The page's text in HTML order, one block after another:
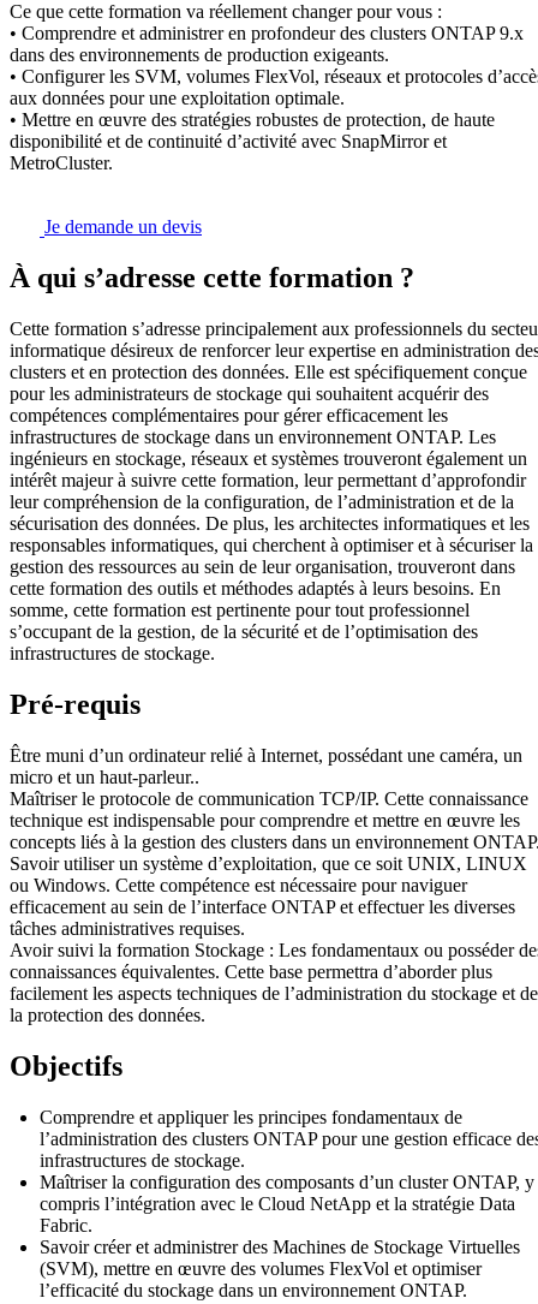
Ce que cette formation va réellement changer pour vous :
• Comprendre et administrer en profondeur des clusters ONTAP 9.x
dans des environnements de production exigeants.
• Configurer les SVM, volumes FlexVol, réseaux et protocoles
aux données pour une exploitation optimale.
• Mettre en œuvre des stratégies robustes de protection, de haute
disponibilité et de continuité d’activité avec SnapMirror et
MetroCluster.
Je demande un devis
À qui s’adresse cette formation ?
Cette formation s’adresse principalement aux professionnels du
informatique désireux de renforcer leur expertise en administration
clusters et en protection des données. Elle est spécifiquement conçue
pour les administrateurs de stockage qui souhaitent acquérir des
compétences complémentaires pour gérer efficacement les
infrastructures de stockage dans un environnement ONTAP. Les
ingénieurs en stockage, réseaux et systèmes trouveront également un
intérêt majeur à suivre cette formation, leur permettant d’approfondir
leur compréhension de la configuration, de l’administration et de la
sécurisation des données. De plus, les architectes informatiques et les
responsables informatiques, qui cherchent à optimiser et à sécuriser la
gestion des ressources au sein de leur organisation, trouveront dans
cette formation des outils et méthodes adaptés à leurs besoins. En
somme, cette formation est pertinente pour tout professionnel
s’occupant de la gestion, de la sécurité et de l’optimisation des
infrastructures de stockage.
Pré-requis
Être muni d’un ordinateur relié à Internet, possédant une caméra, un
micro et un haut-parleur..
Maîtriser le protocole de communication TCP/IP. Cette connaissance
technique est indispensable pour comprendre et mettre en œuvre les
concepts liés à la gestion des clusters dans un environnement
Savoir utiliser un système d’exploitation, que ce soit UNIX, LINUX
ou Windows. Cette compétence est nécessaire pour naviguer
efficacement au sein de l’interface ONTAP et effectuer les diverses
tâches administratives requises.
Avoir suivi la formation Stockage : Les fondamentaux ou posséder
connaissances équivalentes. Cette base permettra d’aborder plus
facilement les aspects techniques de l’administration du stockage et de
la protection des données.
Objectifs
Comprendre et appliquer les principes fondamentaux de
l’administration des clusters ONTAP pour une gestion efficace
infrastructures de stockage.
Maîtriser la configuration des composants d’un cluster ONTAP, y
compris l’intégration avec le Cloud NetApp et la stratégie Data
Fabric.
Savoir créer et administrer des Machines de Stockage Virtuelles
(SVM), mettre en œuvre des volumes FlexVol et optimiser
l’efficacité du stockage dans un environnement ONTAP.